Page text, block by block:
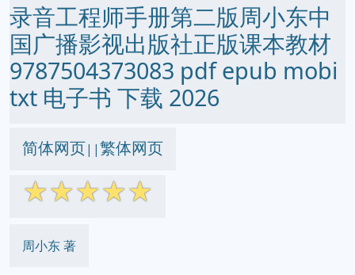
录音工程师手册第二版周小东中
国广播影视出版社正版课本教材
9787504373083 pdf epub mobi
txt 电子书 下载 2026
简体网页||繁体网页
☆☆☆☆☆
周小东 著